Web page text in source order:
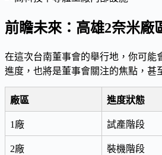
前瞻未來：高雄2奈米廠
在這次台南董事會的舉行地，你可能
進度，也將是董事會關注的焦點，甚
廠區 進度狀態
1廠 試產階段
2廠 裝機階段